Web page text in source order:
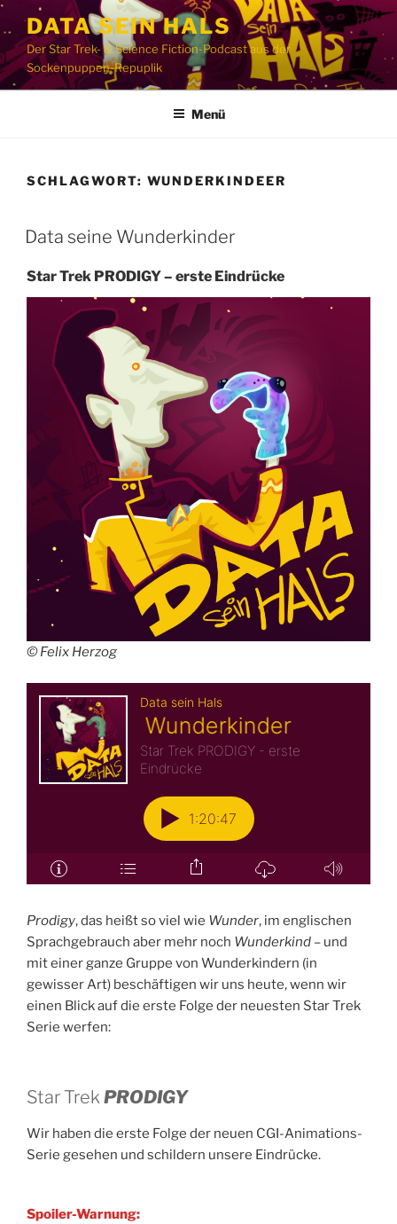
Zum
Inhalt
springen
DATA SEIN HALS
Der Star Trek- & Science Fiction-Podcast aus der
Sockenpuppen-Repuplik
Menü
SCHLAGWORT: WUNDERKINDEER
Data seine Wunderkinder
Star Trek PRODIGY – erste Eindrücke
© Felix Herzog
Prodigy, das heißt so viel wie Wunder, im englischen
Sprachgebrauch aber mehr noch Wunderkind – und
mit einer ganze Gruppe von Wunderkindern (in
gewisser Art) beschäftigen wir uns heute, wenn wir
einen Blick auf die erste Folge der neuesten Star Trek
Serie werfen:
Star Trek PRODIGY
Wir haben die erste Folge der neuen CGI-Animations-
Serie gesehen und schildern unsere Eindrücke.
Spoiler-Warnung: